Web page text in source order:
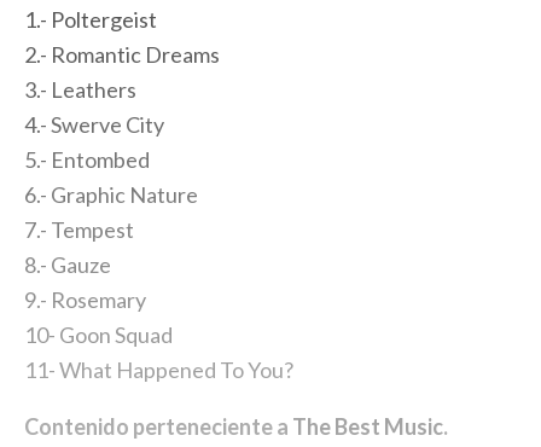
1.- Poltergeist
2.- Romantic Dreams
3.- Leathers
4.- Swerve City
5.- Entombed
6.- Graphic Nature
7.- Tempest
8.- Gauze
9.- Rosemary
10- Goon Squad
11- What Happened To You?
Contenido perteneciente a The Best Music.